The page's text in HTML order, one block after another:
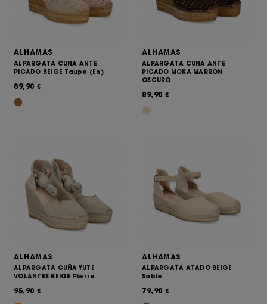
ALHAMAS
ALPARGATA CUÑA ANTE
PICADO BEIGE Taupe (En)
89,90 €
ALHAMAS
ALPARGATA CUÑA ANTE
PICADO MOKA MARRON
OSCURO
89,90 €
ALHAMAS
ALPARGATA CUÑA YUTE
VOLANTES BEIGE Pierre
95,90 €
ALHAMAS
ALPARGATA ATADO BEIGE
Sable
79,90 €